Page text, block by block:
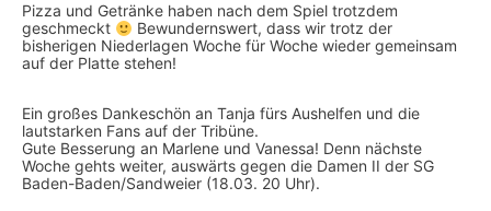
Pizza und Getränke haben nach dem Spiel trotzdem
geschmeckt
Bewundernswert, dass wir trotz der
bisherigen Niederlagen Woche für Woche wieder gemeinsam
auf der Platte stehen!
Ein großes Dankeschön an Tanja fürs Aushelfen und die
lautstarken Fans auf der Tribüne.
Gute Besserung an Marlene und Vanessa! Denn nächste
Woche gehts weiter, auswärts gegen die Damen II der SG
Baden-Baden/Sandweier (18.03. 20 Uhr).